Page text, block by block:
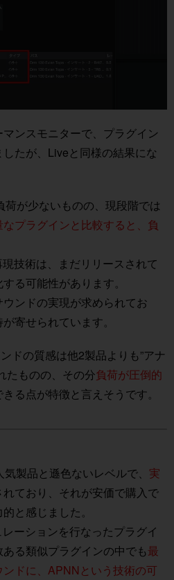
ンスモニターで、プラグイン
たが、Liveと同様の結果にな
が少ないものの、現段階では
なプラグインと比較すると、負
技術は、まだリリースされて
る可能性があります。
ンドの実現が求められてお
寄せられています。
ドの質感は他2製品よりも”アナ
たものの、その分負荷が圧倒的
る点が特徴と言えそうです。
製品と遜色ないレベルで、 実
れており、それが安価で購入で
と感じました。
ーションを行なったプラグイ
る類似プラグインの中でも最
ドに、APNNという技術の可